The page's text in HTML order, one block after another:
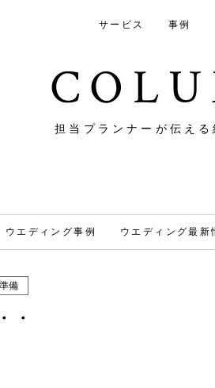
サービス 事例
担当プランナーが伝える
ウエディング事例 ウエディング最新
備
・